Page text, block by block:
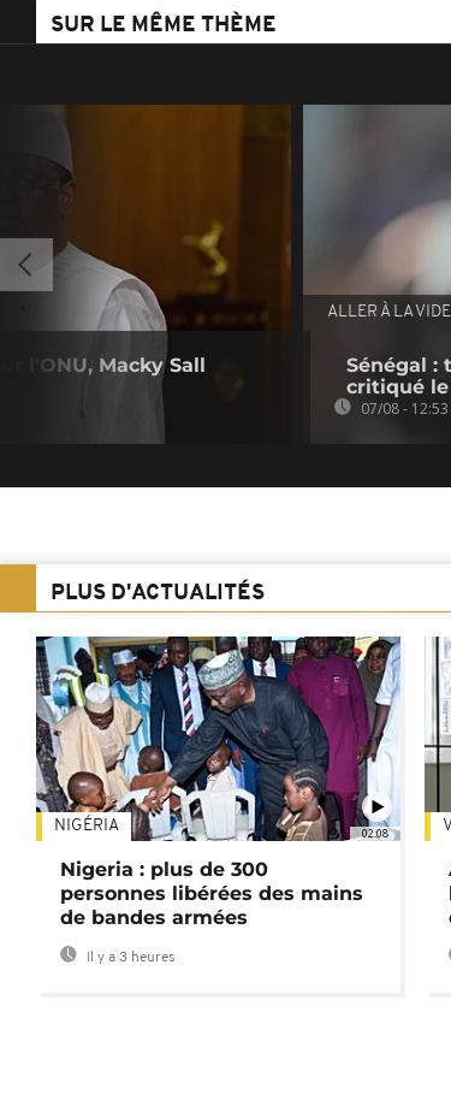
SUR LE MÊME THÈME
l'ONU, Macky Sall
ALLER À LA
Sénégal :
critiqué
07/08 - 12:53
PLUS D'ACTUALITÉS
02:08
NIGÉRIA
Nigeria : plus de 300
personnes libérées des mains
de bandes armées
Il y a 3 heures